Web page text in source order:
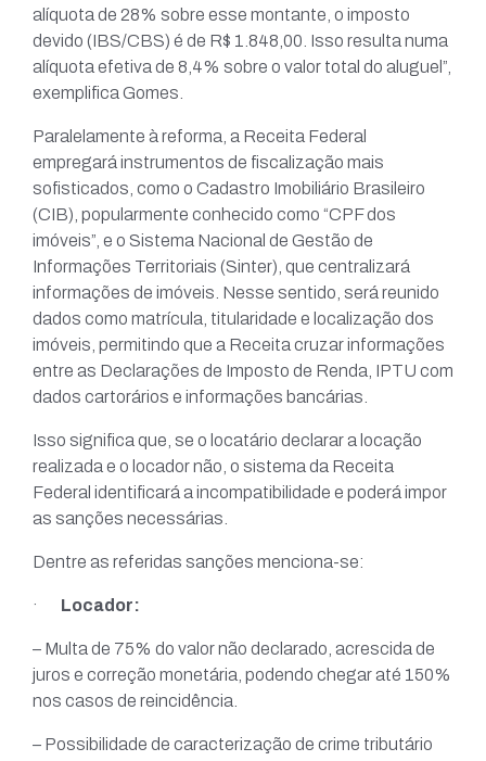
alíquota de 28% sobre esse montante, o imposto
devido (IBS/CBS) é de R$ 1.848,00. Isso resulta numa
alíquota efetiva de 8,4% sobre o valor total do aluguel”,
exemplifica Gomes.
Paralelamente à reforma, a Receita Federal
empregará instrumentos de fiscalização mais
sofisticados, como o Cadastro Imobiliário Brasileiro
(CIB), popularmente conhecido como “CPF dos
imóveis”, e o Sistema Nacional de Gestão de
Informações Territoriais (Sinter), que centralizará
informações de imóveis. Nesse sentido, será reunido
dados como matrícula, titularidade e localização dos
imóveis, permitindo que a Receita cruzar informações
entre as Declarações de Imposto de Renda, IPTU com
dados cartorários e informações bancárias.
Isso significa que, se o locatário declarar a locação
realizada e o locador não, o sistema da Receita
Federal identificará a incompatibilidade e poderá impor
as sanções necessárias.
Dentre as referidas sanções menciona-se:
· Locador:
– Multa de 75% do valor não declarado, acrescida de
juros e correção monetária, podendo chegar até 150%
nos casos de reincidência.
– Possibilidade de caracterização de crime tributário